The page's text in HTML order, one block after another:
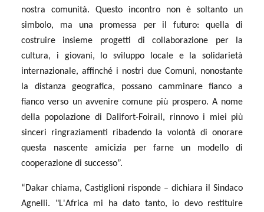
nostra comunità. Questo incontro non è soltanto un
simbolo, ma una promessa per il futuro: quella di
costruire insieme progetti di collaborazione per la
cultura, i giovani, lo sviluppo locale e la solidarietà
internazionale, affinché i nostri due Comuni, nonostante
la distanza geografica, possano camminare fianco a
fianco verso un avvenire comune più prospero. A nome
della popolazione di Dalifort-Foirail, rinnovo i miei più
sinceri ringraziamenti ribadendo la volontà di onorare
questa nascente amicizia per farne un modello di
cooperazione di successo”.
“Dakar chiama, Castiglioni risponde – dichiara il Sindaco
Agnelli. "L'Africa mi ha dato tanto, io devo restituire